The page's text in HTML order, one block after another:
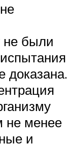
не были
доказана.
не менее
и